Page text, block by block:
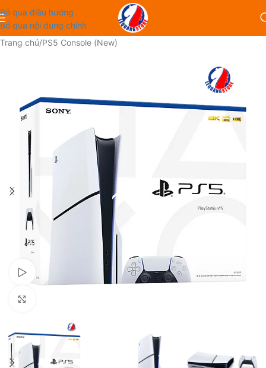
Bỏ qua điều hướng
Bỏ qua nội dung chính
Trang chủ/PS5 Console (New)